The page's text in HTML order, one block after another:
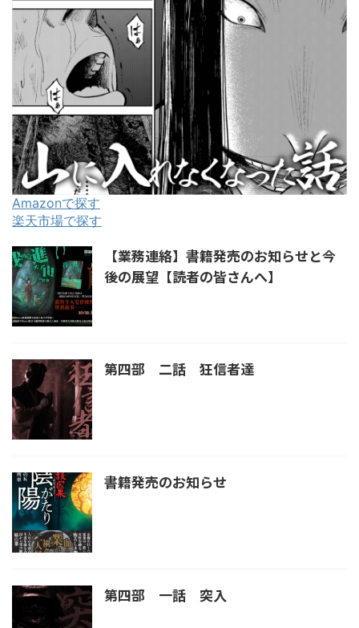
Amazonで探す
楽天市場で探す
【業務連絡】書籍発売のお知らせと今
後の展望【読者の皆さんへ】
第四部 二話 狂信者達
書籍発売のお知らせ
第四部 一話 突入